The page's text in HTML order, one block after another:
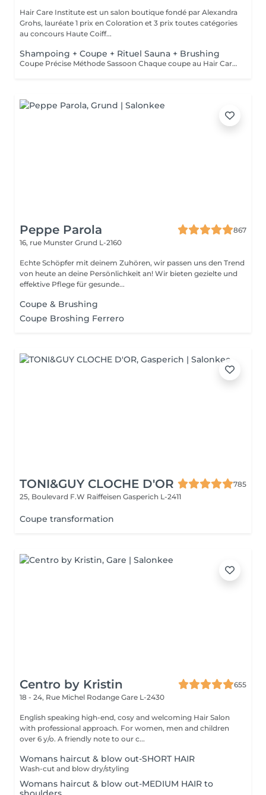
Hair Care Institute est un salon boutique fondé par Alexandra
Grohs, lauréate 1 prix en Coloration et 3 prix toutes catégories
au concours Haute Coiff...
Shampoing + Coupe + Rituel Sauna + Brushing
Coupe Précise Méthode Sassoon Chaque coupe au Hair Care Institute est réalisée selon les principes de coupe Sassoon, combinant précision géométrique et structure. En utilisant des carrés, triangles et arcs, nous créons des formes équilibrées, un mouvement naturel et des dégradés harmonieux, adaptés à la texture de vos cheveux et à la forme de votre visage. Rituel Sauna avec les soins Aveda Découvrez notre Rituel Sauna avec Aveda Botanical Repair, Nutriplenish ou Scalp Solutions. Grâce à un sauna capillaire à ozone actif, la chaleur et la vapeur ouvrent la cuticule et favorisent l'absorption des ingrédients nourrissants, laissant les cheveux plus forts, plus doux et lumineux. - Botanical Repair Répare et renforce les cheveux abîmés - Nutriplenish Hydratation profonde et douceur - Scalp Solutions Équilibre et revitalise le cuir chevelu
Peppe Parola
867
16, rue Munster Grund L-2160
Echte Schöpfer mit deinem Zuhören, wir passen uns den Trend
von heute an deine Persönlichkeit an! Wir bieten gezielte und
effektive Pflege für gesunde...
Coupe & Brushing
Coupe Broshing Ferrero
TONI&GUY CLOCHE D'OR
785
25, Boulevard F.W Raiffeisen Gasperich L-2411
Coupe transformation
Centro by Kristin
655
18 - 24, Rue Michel Rodange Gare L-2430
English speaking high-end, cosy and welcoming Hair Salon
with professional approach. For women, men and children
over 6 y/o. A friendly note to our c...
Womans haircut & blow out-SHORT HAIR
Wash-cut and blow dry/styling
Womans haircut & blow out-MEDIUM HAIR to